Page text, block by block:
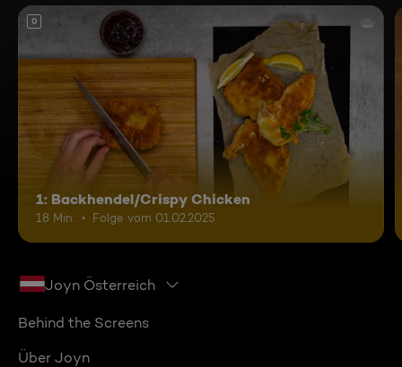
0
1: Backhendel/Crispy Chicken
18 Min. Folge vom 01.02.2025
Joyn Österreich
Behind the Screens
Über Joyn